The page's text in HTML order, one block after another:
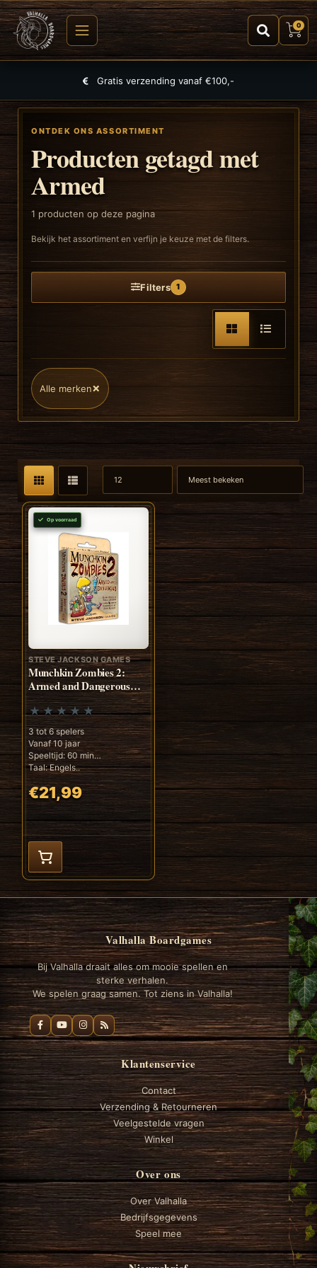
0
Gratis verzending vanaf €100,-
ONTDEK ONS ASSORTIMENT
Producten getagd met
Armed
1 producten op deze pagina
Bekijk het assortiment en verfijn je keuze met de filters.
Filters 1
Alle merken×
Op voorraad
STEVE JACKSON GAMES
Munchkin Zombies 2:
Armed and Dangerous
(ENG)
3 tot 6 spelers
Vanaf 10 jaar
Speeltijd: 60 min
Taal: Engels..
€21,99
Valhalla Boardgames
Bij Valhalla draait alles om mooie spellen en
sterke verhalen.
We spelen graag samen. Tot ziens in Valhalla!
Klantenservice
Contact
Verzending & Retourneren
Veelgestelde vragen
Winkel
Over ons
Over Valhalla
Bedrijfsgegevens
Speel mee